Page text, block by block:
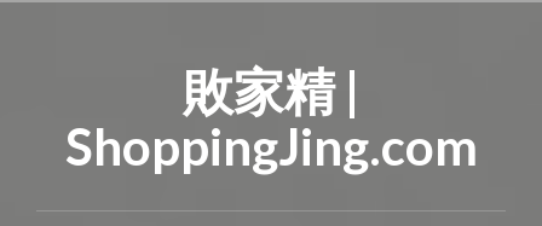
敗家精 |
ShoppingJing.com